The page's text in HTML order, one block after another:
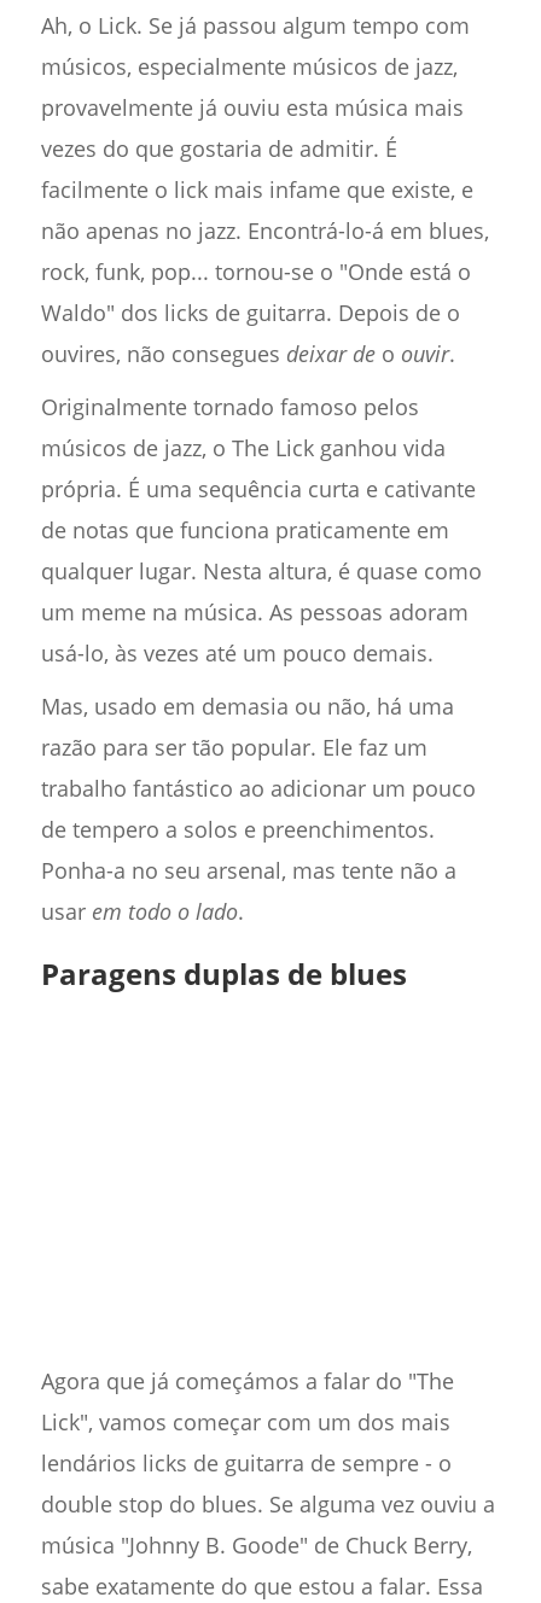
Ah, o Lick. Se já passou algum tempo com
músicos, especialmente músicos de jazz,
provavelmente já ouviu esta música mais
vezes do que gostaria de admitir. É
facilmente o lick mais infame que existe, e
não apenas no jazz. Encontrá-lo-á em blues,
rock, funk, pop... tornou-se o "Onde está o
Waldo" dos licks de guitarra. Depois de o
ouvires, não consegues deixar deo ouvir.
Originalmente tornado famoso pelos
músicos de jazz, o The Lick ganhou vida
própria. É uma sequência curta e cativante
de notas que funciona praticamente em
qualquer lugar. Nesta altura, é quase como
um meme na música. As pessoas adoram
usá-lo, às vezes até um pouco demais.
Mas, usado em demasia ou não, há uma
razão para ser tão popular. Ele faz um
trabalho fantástico ao adicionar um pouco
de tempero a solos e preenchimentos.
Ponha-a no seu arsenal, mas tente não a
usar em todo o lado.
Paragens duplas de blues
Agora que já começámos a falar do "The
Lick", vamos começar com um dos mais
lendários licks de guitarra de sempre - o
double stop do blues. Se alguma vez ouviu a
música "Johnny B. Goode" de Chuck Berry,
sabe exatamente do que estou a falar. Essa